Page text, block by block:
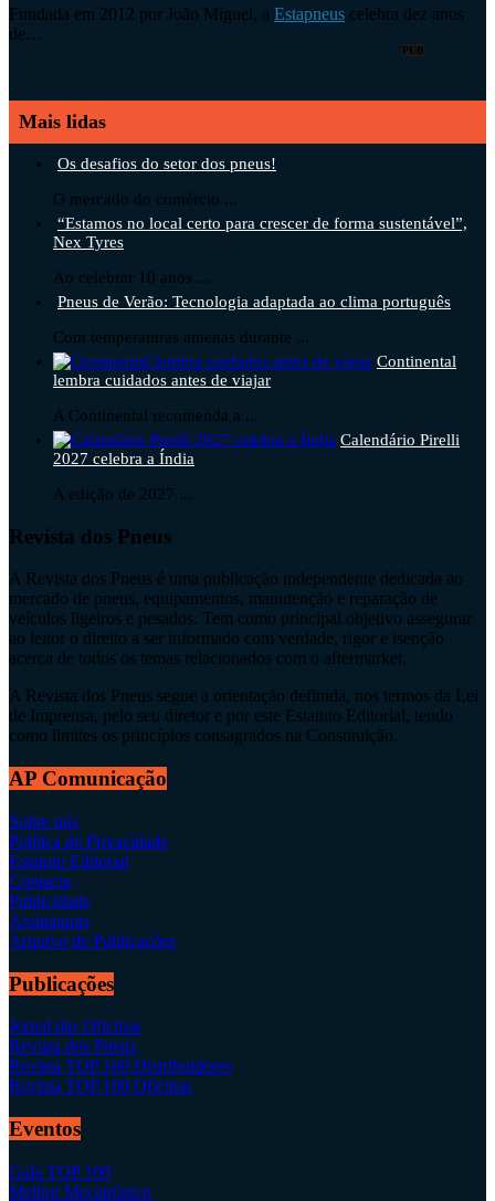
Fundada em 2012 por João Miguel, a Estapneus celebra dez anos
de…
PUB
Mais lidas
Os desafios do setor dos pneus!
O mercado do comércio ...
“Estamos no local certo para crescer de forma sustentável”,
Nex Tyres
Ao celebrar 10 anos ...
Pneus de Verão: Tecnologia adaptada ao clima português
Com temperaturas amenas durante ...
Continental
lembra cuidados antes de viajar
A Continental recomenda a ...
Calendário Pirelli
2027 celebra a Índia
A edição de 2027 ...
Revista dos Pneus
A Revista dos Pneus é uma publicação independente dedicada ao
mercado de pneus, equipamentos, manutenção e reparação de
veículos ligeiros e pesados. Tem como principal objetivo assegurar
ao leitor o direito a ser informado com verdade, rigor e isenção
acerca de todos os temas relacionados com o aftermarket.
A Revista dos Pneus segue a orientação definida, nos termos da Lei
de Imprensa, pelo seu diretor e por este Estatuto Editorial, tendo
como limites os princípios consagrados na Constituição.
AP Comunicação
Sobre nós
Política de Privacidade
Estatuto Editorial
Contacto
Publicidade
Assinaturas
Arquivo de Publicações
Publicações
Jornal das Oficinas
Revista dos Pneus
Revista TOP 100 Distribuidores
Revista TOP 100 Oficinas
Eventos
Gala TOP 100
Melhor Mecatrónico